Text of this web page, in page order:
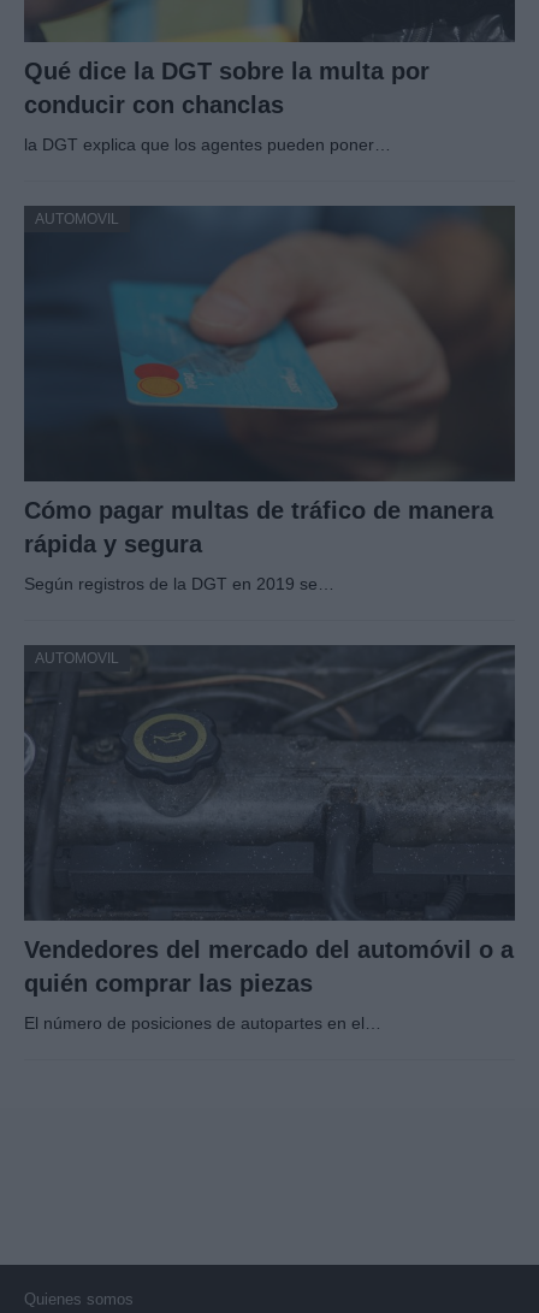
Qué dice la DGT sobre la multa por
conducir con chanclas
la DGT explica que los agentes pueden poner…
AUTOMOVIL
Cómo pagar multas de tráfico de manera
rápida y segura
Según registros de la DGT en 2019 se…
AUTOMOVIL
Vendedores del mercado del automóvil o a
quién comprar las piezas
El número de posiciones de autopartes en el…
Quienes somos